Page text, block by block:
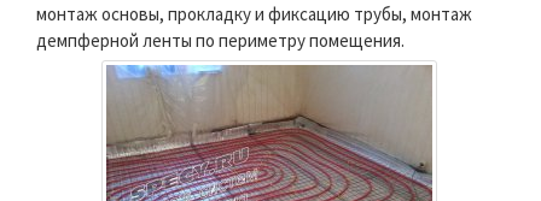
монтаж основы, прокладку и фиксацию трубы, монтаж
демпферной ленты по периметру помещения.